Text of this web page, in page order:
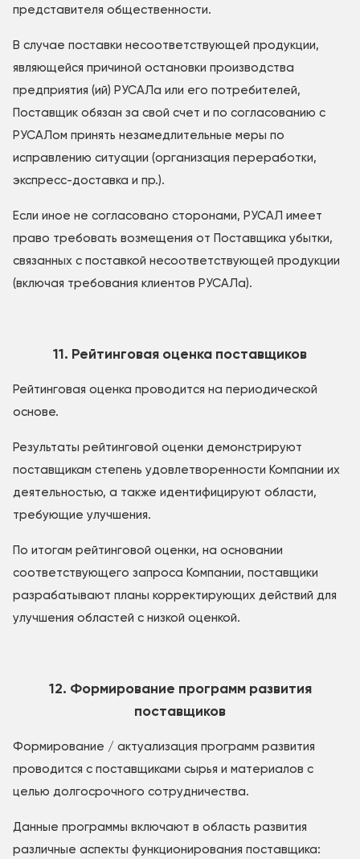
представителя общественности.
В случае поставки несоответствующей продукции,
являющейся причиной остановки производства
предприятия (ий) РУСАЛа или его потребителей,
Поставщик обязан за свой счет и по согласованию с
РУСАЛом принять незамедлительные меры по
исправлению ситуации (организация переработки,
экспресс-доставка и пр.).
Если иное не согласовано сторонами, РУСАЛ имеет
право требовать возмещения от Поставщика убытки,
связанных с поставкой несоответствующей продукции
(включая требования клиентов РУСАЛа).
11. Рейтинговая оценка поставщиков
Рейтинговая оценка проводится на периодической
основе.
Результаты рейтинговой оценки демонстрируют
поставщикам степень удовлетворенности Компании их
деятельностью, а также идентифицируют области,
требующие улучшения.
По итогам рейтинговой оценки, на основании
соответствующего запроса Компании, поставщики
разрабатывают планы корректирующих действий для
улучшения областей с низкой оценкой.
12. Формирование программ развития
поставщиков
Формирование / актуализация программ развития
проводится с поставщиками сырья и материалов с
целью долгосрочного сотрудничества.
Данные программы включают в область развития
различные аспекты функционирования поставщика: